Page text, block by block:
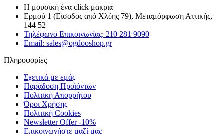
Η μουσική ένα click μακριά
Ερμού 1 (Είσοδος από Χλόης 79), Μεταμόρφωση Αττικής,
144 52
Τηλέφωνο Επικοινωνίας: 210 281 9090
Email: sales@ogdooshop.gr
Πληροφορίες
Σχετικά με εμάς
Παράδοση Προϊόντων
Πολιτική Απορρήτου
Όροι Χρήσης
Πολιτική Cookies
Newsletter Offer -10%
Επικοινωνήστε μαζί μας